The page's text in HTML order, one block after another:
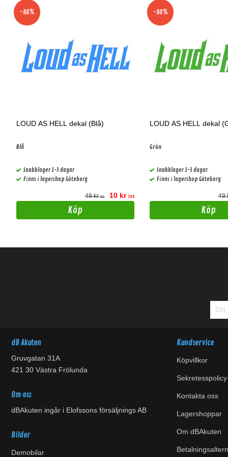
-80%
LOUD AS HELL dekal (Blå)
Blå
Snabblager 1-3 dagar
Finns i lagershop Göteborg
49 kr/st 10 kr /st
Köp
-80%
LOUD AS HELL dekal
Grön
Snabblager 1-3 dagar
Finns i lagershop Göteborg
49
Köp
dB Akuten
Gruvgatan 31A
421 30 Västra Frölunda
Om oss
dBAkuten ingår i Elofssons försäljnings AB
Bilder
Demobilar
Kundservice
Köpvillkor
Sekretesspolicy
Kontakta oss
Lagershoppar
Om dBAkuten